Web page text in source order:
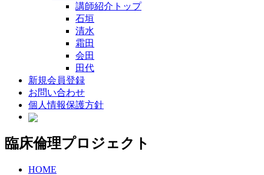
講師紹介トップ
石垣
清水
霜田
会田
田代
新規会員登録
お問い合わせ
個人情報保護方針
臨床倫理プロジェクト
HOME